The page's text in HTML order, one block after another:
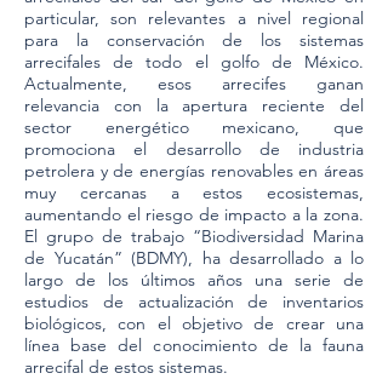
particular, son relevantes a nivel regional
para la conservación de los sistemas
arrecifales de todo el golfo de México.
Actualmente, esos arrecifes ganan
relevancia con la apertura reciente del
sector energético mexicano, que
promociona el desarrollo de industria
petrolera y de energías renovables en áreas
muy cercanas a estos ecosistemas,
aumentando el riesgo de impacto a la zona.
El grupo de trabajo “Biodiversidad Marina
de Yucatán” (BDMY), ha desarrollado a lo
largo de los últimos años una serie de
estudios de actualización de inventarios
biológicos, con el objetivo de crear una
línea base del conocimiento de la fauna
arrecifal de estos sistemas.